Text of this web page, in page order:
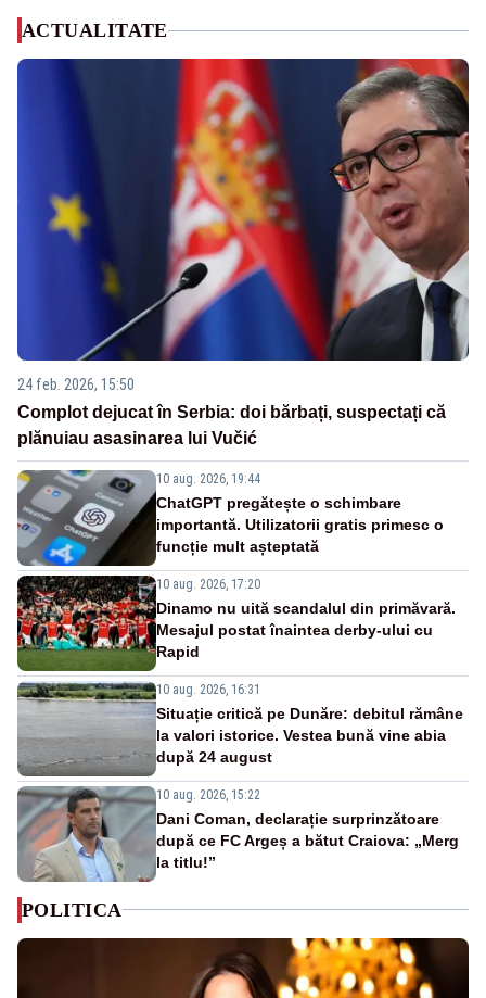
ACTUALITATE
24 feb. 2026, 15:50
Complot dejucat în Serbia: doi bărbați, suspectați că
plănuiau asasinarea lui Vučić
10 aug. 2026, 19:44
ChatGPT pregătește o schimbare
importantă. Utilizatorii gratis primesc o
funcție mult așteptată
10 aug. 2026, 17:20
Dinamo nu uită scandalul din primăvară.
Mesajul postat înaintea derby-ului cu
Rapid
10 aug. 2026, 16:31
Situație critică pe Dunăre: debitul rămâne
la valori istorice. Vestea bună vine abia
după 24 august
10 aug. 2026, 15:22
Dani Coman, declarație surprinzătoare
după ce FC Argeș a bătut Craiova: „Merg
la titlu!”
POLITICA